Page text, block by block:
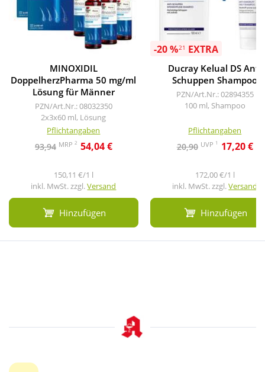
MINOXIDIL
DoppelherzPharma 50 mg/ml
Lösung für Männer
PZN/Art.Nr.: 08032350
2x3x60 ml, Lösung
Pflichtangaben
93,94 MRP 2 54,04 €
150,11 €/1 l
inkl. MwSt. zzgl.Versand
Hinzufügen
-20 %21 EXTRA
Ducray Kelual DS Anti
Schuppen Shampoo
PZN/Art.Nr.: 02894355
100 ml, Shampoo
Pflichtangaben
20,90 UVP 1 17,20 €
172,00 €/1 l
inkl. MwSt. zzgl.Versand
Hinzufügen